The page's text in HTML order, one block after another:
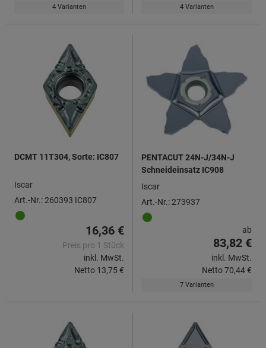
4 Varianten 4 Varianten
DCMT 11T304, Sorte: IC807
Iscar
Art.-Nr.: 260393 IC807
16,36 €
Preis pro 1 Stück
inkl. MwSt.
Netto 13,75 €
PENTACUT 24N-J/34N-J
Schneideinsatz IC908
Iscar
Art.-Nr.: 273937
ab
83,82 €
inkl. MwSt.
Netto70,44 €
7 Varianten